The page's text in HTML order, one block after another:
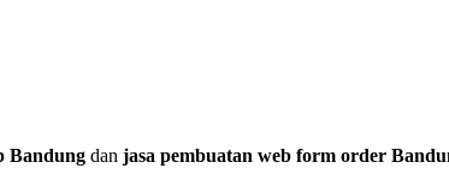
Bandung dan jasa pembuatan web form order